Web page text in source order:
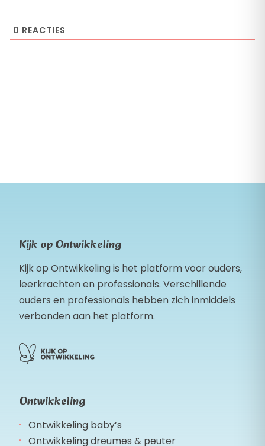
0 REACTIES
Kijk op Ontwikkeling
Kijk op Ontwikkeling is het platform voor ouders,
leerkrachten en professionals. Verschillende
ouders en professionals hebben zich inmiddels
verbonden aan het platform.
Ontwikkeling
Ontwikkeling baby’s
Ontwikkeling dreumes & peuter